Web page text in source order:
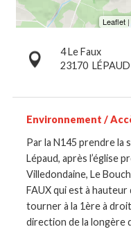
4 Le Faux
23170 LÉPAUD
Environnement /
Par la N145 prendre la
Lépaud, après l’église
Villedondaine, Le
FAUX qui est à
tourner à la 1ère à
direction de la longère